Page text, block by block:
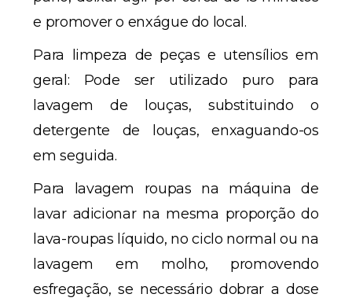
e promover o enxágue do local.
Para limpeza de peças e utensílios em
geral: Pode ser utilizado puro para
lavagem de louças, substituindo o
detergente de louças, enxaguando-os
em seguida.
Para lavagem roupas na máquina de
lavar adicionar na mesma proporção do
lava-roupas líquido, no ciclo normal ou na
lavagem em molho, promovendo
esfregação, se necessário dobrar a dose